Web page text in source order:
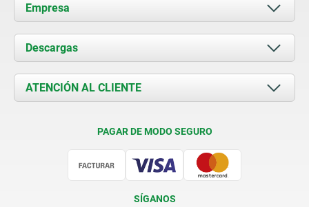
Empresa
Acerca de nosotros
Novedades
Contacto
Descargas
Documents
ATENCIÓN AL CLIENTE
PAGAR DE MODO SEGURO
SÍGANOS